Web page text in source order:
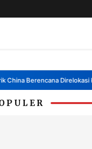
Berencana Direlokasi ke